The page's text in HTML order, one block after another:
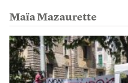
Maïa Mazaurette